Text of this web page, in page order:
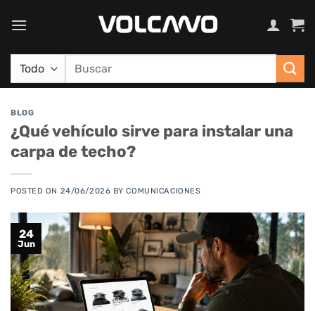
Buscar
BLOG
¿Qué vehículo sirve para instalar una
carpa de techo?
POSTED ON 24/06/2026 BYCOMUNICACIONES
24
Jun